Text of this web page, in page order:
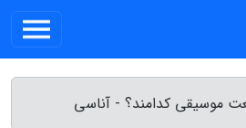
موسیقی کدامند؟ - آناسی